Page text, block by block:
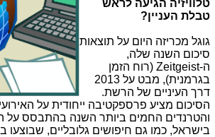
טלוויזיה הגיעה לראש
טבלת העניין?
גוגל מכריזה היום על תוצאות
סיכום השנה שלה,
ה-Zeitgeist (רוח הזמן
בגרמנית), מבט על 2013
דרך העיניים של הרשת.
הסיכום מציע פרספקטיבה ייחודית על
והטרנדים החמים ביותר השנה בהתבסס על
בישראל, כמו גם חיפושים גלובליים, שבוצעו ביותר מ-